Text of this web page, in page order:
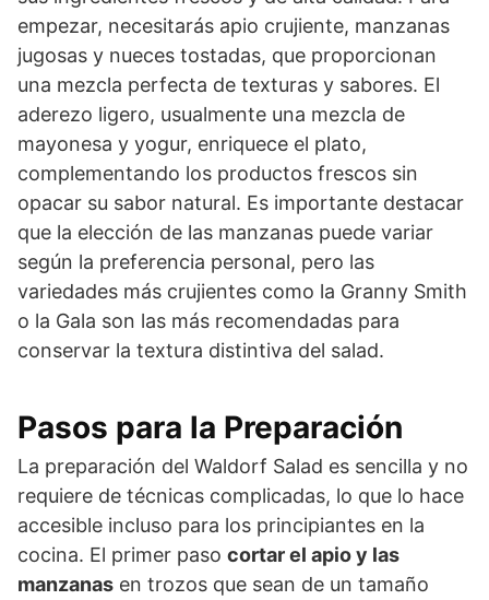
empezar, necesitarás apio crujiente, manzanas
jugosas y nueces tostadas, que proporcionan
una mezcla perfecta de texturas y sabores. El
aderezo ligero, usualmente una mezcla de
mayonesa y yogur, enriquece el plato,
complementando los productos frescos sin
opacar su sabor natural. Es importante destacar
que la elección de las manzanas puede variar
según la preferencia personal, pero las
variedades más crujientes como la Granny Smith
o la Gala son las más recomendadas para
conservar la textura distintiva del salad.
Pasos para la Preparación
La preparación del Waldorf Salad es sencilla y no
requiere de técnicas complicadas, lo que lo hace
accesible incluso para los principiantes en la
cocina. El primer paso cortar el apio y las
manzanas en trozos que sean de un tamaño